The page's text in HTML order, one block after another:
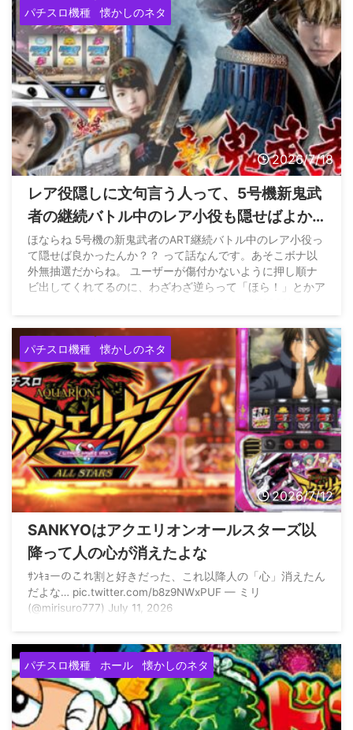
パチスロ機種 懐かしのネタ
2026/7/18
レア役隠しに文句言う人って、5号機新鬼武
者の継続バトル中のレア小役も隠せばよか
ったの？
ほならね 5号機の新鬼武者のART継続バトル中のレア小役っ
て隠せば良かったんか？？ って話なんです。あそこボナ以
外無抽選だからね。 ユーザーが傷付かないように押し順ナ
ビ出してくれてるのに、わざわざ逆らって「ほら！」とかア
パチスロ機種 懐かしのネタ
2026/7/12
SANKYOはアクエリオンオールスターズ以
降って人の心が消えたよな
ｻﾝｷｮーのこれ割と好きだった、これ以降人の「心」消えたん
だよな… pic.twitter.com/b8z9NWxPUF — ミリ
(@mirisuro777) July 11, 2026
パチスロ機種 ホール 懐かしのネタ